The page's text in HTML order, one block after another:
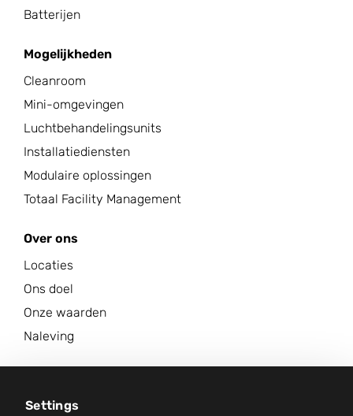
Settings
Batterijen
Mogelijkheden
Cleanroom
Mini-omgevingen
Luchtbehandelingsunits
Installatiediensten
Modulaire oplossingen
Totaal Facility Management
Over ons
Locaties
Ons doel
Onze waarden
Naleving
Nieuwscentrum